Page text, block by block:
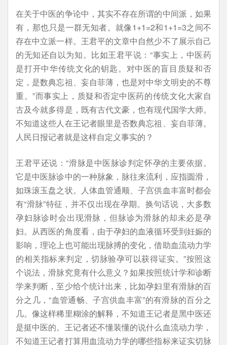
在关于中医的争论中，其实不存在所谓的中间派，如果
有，那也只是一群无知者。就像1+1=2和1+1=3之间不
存在中立派一样。王君平的文章中自然少不了展示自己
的无知还自以为知。比如王君平说：“事实上，中医药
是打开中华传统文化的钥匙。对中医的盲目质疑和否
定，是数典忘祖、妄自菲薄，也是对中华文明史的不尊
重。”而事实上，质疑和否定中医药的传统文化大家自
古及今就多得是，既有古代文豪，也有现代国学大师。
不知道这些人在王记者眼里是否数典忘祖、妄自菲薄。
人民日报记者就是这样自定义事实的？
王君平还说：“滑脉是中医脉诊判定怀孕的主要依据。
它是中医脉诊中的一种脉象，脉往来流利，应指圆滑，
如珠滚玉盘之状。人体血管通顺、子宫供血丰富时都会
有“滑脉”特征，并不仅出现在孕期。换句话说，大多数
孕妇脉诊时会出现滑脉，但脉诊为滑脉的却未必是孕
妇。从西医的角度看，由于孕妇的血液循环受到妊娠的
影响，理论上也可能出现脉搏的变化，借助血流动力学
的相关指标来判定，切脉验孕可以获得证实。”按照这
个说法，滑脉究竟有什么意义？如果按照统计学和诊断
学来判断，至少给个统计出来，比如孕妇里有滑脉的百
分之几，“血管通畅、子宫供血丰富”的有滑脉的百分之
几。像这样稀里糊涂的解释，不知道王记者是黑中医还
是挺中医的。王记者还不懂装懂的说什么血流动力学，
不知道王记者打算用血流动力学的哪些指标来证实切脉